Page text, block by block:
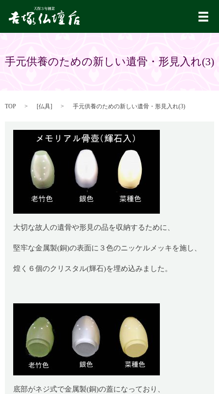
メ
手元供養のための新しい遺骨・形見入れ(3)
TOP [仏具] 手元供養のための新しい遺骨・形見入れ(3)
大切な故人の遺骨や形見の品を収納するために、
堅牢な金属製(銅)の表面に３色のニッケルメッキを施し、
煌く６個のクリスタル(輝石)を埋め込みました。
底部がネジ式で金属製(銅)の蓋になっており、